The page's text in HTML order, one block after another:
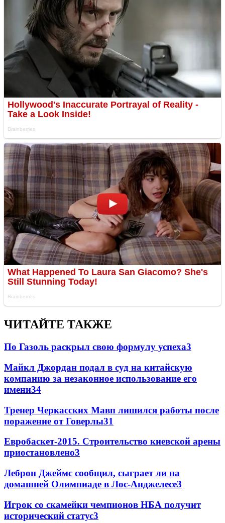
ЧИТАЙТЕ ТАКЖЕ
По Газоль раскрыл свою формулу успеха3
Майкл Джордан подал в суд на китайскую
компанию за незаконное использование его
имени34
Тренер Черкасских Мавп лишился работы после
поражение от Говерлы31
Евробаскет-2015. Строительство киевской арены
приостановлено3
Леброн Джеймс сообщил, сыграет ли на
домашней Олимпиаде в Лос-Анджелесе3
Игрок со скамейки чемпионов НБА получит
исторический статус3